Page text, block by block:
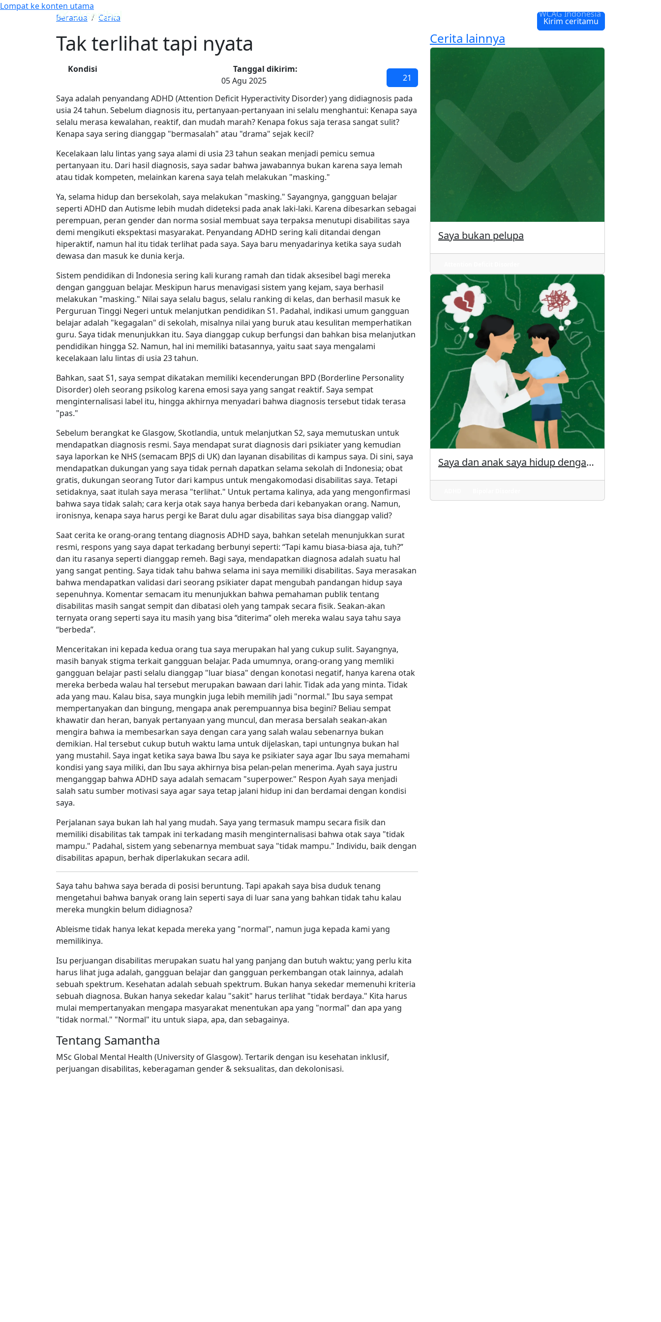
Lompat ke konten utama
Panduan WCAG Indonesia
Beranda Cerita
Tak terlihat tapi nyata Kirim ceritamu
Tak terlihat tapi nyata
Kondisi
Tanggal dikirim:
05 Agu 2025
21
Saya adalah penyandang ADHD (Attention Deficit Hyperactivity Disorder) yang didiagnosis pada
usia 24 tahun. Sebelum diagnosis itu, pertanyaan-pertanyaan ini selalu menghantui: Kenapa saya
selalu merasa kewalahan, reaktif, dan mudah marah? Kenapa fokus saja terasa sangat sulit?
Kenapa saya sering dianggap "bermasalah" atau "drama" sejak kecil?
Kecelakaan lalu lintas yang saya alami di usia 23 tahun seakan menjadi pemicu semua
pertanyaan itu. Dari hasil diagnosis, saya sadar bahwa jawabannya bukan karena saya lemah
atau tidak kompeten, melainkan karena saya telah melakukan "masking."
Ya, selama hidup dan bersekolah, saya melakukan "masking." Sayangnya, gangguan belajar
seperti ADHD dan Autisme lebih mudah dideteksi pada anak laki-laki. Karena dibesarkan sebagai
perempuan, peran gender dan norma sosial membuat saya terpaksa menutupi disabilitas saya
demi mengikuti ekspektasi masyarakat. Penyandang ADHD sering kali ditandai dengan
hiperaktif, namun hal itu tidak terlihat pada saya. Saya baru menyadarinya ketika saya sudah
dewasa dan masuk ke dunia kerja.
Sistem pendidikan di Indonesia sering kali kurang ramah dan tidak aksesibel bagi mereka
dengan gangguan belajar. Meskipun harus menavigasi sistem yang kejam, saya berhasil
melakukan "masking." Nilai saya selalu bagus, selalu ranking di kelas, dan berhasil masuk ke
Perguruan Tinggi Negeri untuk melanjutkan pendidikan S1. Padahal, indikasi umum gangguan
belajar adalah "kegagalan" di sekolah, misalnya nilai yang buruk atau kesulitan memperhatikan
guru. Saya tidak menunjukkan itu. Saya dianggap cukup berfungsi dan bahkan bisa melanjutkan
pendidikan hingga S2. Namun, hal ini memiliki batasannya, yaitu saat saya mengalami
kecelakaan lalu lintas di usia 23 tahun.
Bahkan, saat S1, saya sempat dikatakan memiliki kecenderungan BPD (Borderline Personality
Disorder) oleh seorang psikolog karena emosi saya yang sangat reaktif. Saya sempat
menginternalisasi label itu, hingga akhirnya menyadari bahwa diagnosis tersebut tidak terasa
"pas."
Sebelum berangkat ke Glasgow, Skotlandia, untuk melanjutkan S2, saya memutuskan untuk
mendapatkan diagnosis resmi. Saya mendapat surat diagnosis dari psikiater yang kemudian
saya laporkan ke NHS (semacam BPJS di UK) dan layanan disabilitas di kampus saya. Di sini, saya
mendapatkan dukungan yang saya tidak pernah dapatkan selama sekolah di Indonesia; obat
gratis, dukungan seorang Tutor dari kampus untuk mengakomodasi disabilitas saya. Tetapi
setidaknya, saat itulah saya merasa "terlihat." Untuk pertama kalinya, ada yang mengonfirmasi
bahwa saya tidak salah; cara kerja otak saya hanya berbeda dari kebanyakan orang. Namun,
ironisnya, kenapa saya harus pergi ke Barat dulu agar disabilitas saya bisa dianggap valid?
Saat cerita ke orang-orang tentang diagnosis ADHD saya, bahkan setelah menunjukkan surat
resmi, respons yang saya dapat terkadang berbunyi seperti: “Tapi kamu biasa-biasa aja, tuh?”
dan itu rasanya seperti dianggap remeh. Bagi saya, mendapatkan diagnosa adalah suatu hal
yang sangat penting. Saya tidak tahu bahwa selama ini saya memiliki disabilitas. Saya merasakan
bahwa mendapatkan validasi dari seorang psikiater dapat mengubah pandangan hidup saya
sepenuhnya. Komentar semacam itu menunjukkan bahwa pemahaman publik tentang
disabilitas masih sangat sempit dan dibatasi oleh yang tampak secara fisik. Seakan-akan
ternyata orang seperti saya itu masih yang bisa “diterima” oleh mereka walau saya tahu saya
“berbeda”.
Menceritakan ini kepada kedua orang tua saya merupakan hal yang cukup sulit. Sayangnya,
masih banyak stigma terkait gangguan belajar. Pada umumnya, orang-orang yang memliki
gangguan belajar pasti selalu dianggap "luar biasa" dengan konotasi negatif, hanya karena otak
mereka berbeda walau hal tersebut merupakan bawaan dari lahir. Tidak ada yang minta. Tidak
ada yang mau. Kalau bisa, saya mungkin juga lebih memilih jadi "normal." Ibu saya sempat
mempertanyakan dan bingung, mengapa anak perempuannya bisa begini? Beliau sempat
khawatir dan heran, banyak pertanyaan yang muncul, dan merasa bersalah seakan-akan
mengira bahwa ia membesarkan saya dengan cara yang salah walau sebenarnya bukan
demikian. Hal tersebut cukup butuh waktu lama untuk dijelaskan, tapi untungnya bukan hal
yang mustahil. Saya ingat ketika saya bawa Ibu saya ke psikiater saya agar Ibu saya memahami
kondisi yang saya miliki, dan Ibu saya akhirnya bisa pelan-pelan menerima. Ayah saya justru
menganggap bahwa ADHD saya adalah semacam "superpower." Respon Ayah saya menjadi
salah satu sumber motivasi saya agar saya tetap jalani hidup ini dan berdamai dengan kondisi
saya.
Perjalanan saya bukan lah hal yang mudah. Saya yang termasuk mampu secara fisik dan
memiliki disabilitas tak tampak ini terkadang masih menginternalisasi bahwa otak saya "tidak
mampu." Padahal, sistem yang sebenarnya membuat saya "tidak mampu." Individu, baik dengan
disabilitas apapun, berhak diperlakukan secara adil.
Saya tahu bahwa saya berada di posisi beruntung. Tapi apakah saya bisa duduk tenang
mengetahui bahwa banyak orang lain seperti saya di luar sana yang bahkan tidak tahu kalau
mereka mungkin belum didiagnosa?
Ableisme tidak hanya lekat kepada mereka yang "normal", namun juga kepada kami yang
memilikinya.
Isu perjuangan disabilitas merupakan suatu hal yang panjang dan butuh waktu; yang perlu kita
harus lihat juga adalah, gangguan belajar dan gangguan perkembangan otak lainnya, adalah
sebuah spektrum. Kesehatan adalah sebuah spektrum. Bukan hanya sekedar memenuhi kriteria
sebuah diagnosa. Bukan hanya sekedar kalau "sakit" harus terlihat "tidak berdaya." Kita harus
mulai mempertanyakan mengapa masyarakat menentukan apa yang "normal" dan apa yang
"tidak normal." "Normal" itu untuk siapa, apa, dan sebagainya.
Tentang Samantha
MSc Global Mental Health (University of Glasgow). Tertarik dengan isu kesehatan inklusif,
perjuangan disabilitas, keberagaman gender & seksualitas, dan dekolonisasi.
Cerita lainnya
Saya bukan pelupa
Saya dan anak saya hidup dengan ADHD